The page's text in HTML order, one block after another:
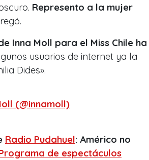
Represento a la mujer
Inna Moll para el Miss Chile ha
usuarios de internet ya la
Dides».
(@innamoll)
Radio Pudahuel: Américo no
de espectáculos